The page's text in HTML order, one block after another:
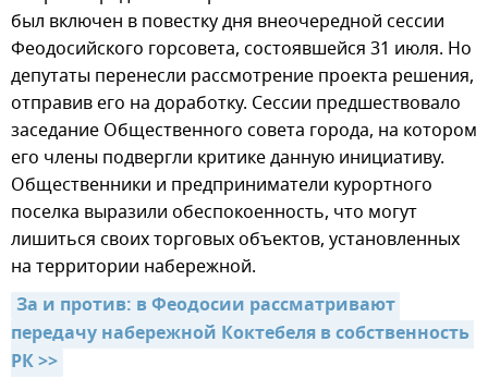
был включен в повестку дня внеочередной сессии
Феодосийского горсовета, состоявшейся 31 июля. Но
депутаты перенесли рассмотрение проекта решения,
отправив его на доработку. Сессии предшествовало
заседание Общественного совета города, на котором
его члены подвергли критике данную инициативу.
Общественники и предприниматели курортного
поселка выразили обеспокоенность, что могут
лишиться своих торговых объектов, установленных
на территории набережной.
За и против: в Феодосии рассматривают
передачу набережной Коктебеля в собственность
РК >>